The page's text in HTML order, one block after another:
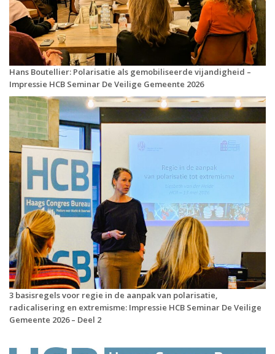
Hans Boutellier: Polarisatie als gemobiliseerde vijandigheid –
Impressie HCB Seminar De Veilige Gemeente 2026
3 basisregels voor regie in de aanpak van polarisatie,
radicalisering en extremisme: Impressie HCB Seminar De Veilige
Gemeente 2026 – Deel 2